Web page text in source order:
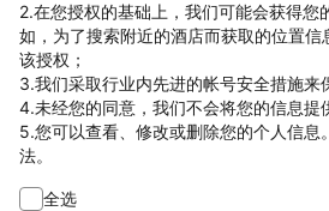
2.在您授权的基础上，我们可能会获得您
如，为了搜索附近的酒店而获取的位置信
该授权；
3.我们采取行业内先进的帐号安全措施来
4.未经您的同意，我们不会将您的信息提
5.您可以查看、修改或删除您的个人信息
法。
全选